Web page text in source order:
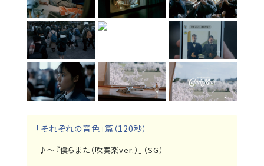
「それぞれの音色」篇（120秒）
♪～『僕らまた（吹奏楽ver.）」（SG）